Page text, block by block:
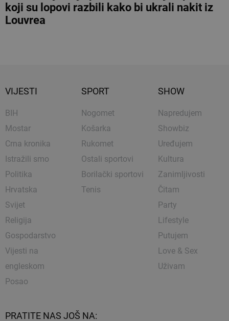
koji su lopovi razbili kako bi ukrali nakit iz
Louvrea
VIJESTI
BIH
Mostar
Crna kronika
Istražili smo
Politika
Hrvatska
Svijet
Religija
Gospodarstvo
Vijesti na
engleskom
Posao
SPORT
Nogomet
Košarka
Rukomet
Ostali sportovi
Borilački sportovi
Tenis
SHOW
Napredujem
Showbiz
Uređujem
Kultura
Zanimljivosti
Čitam
Party
Lifestyle
Putujem
Love & Sex
Uživam
PRATITE NAS JOŠ NA: